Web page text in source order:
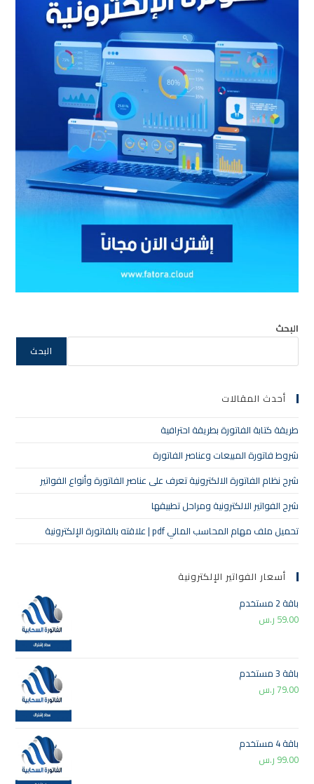
البحث
البحث
أحدث المقالات
طريقة كتابة الفاتورة بطريقة احترافية
شروط فاتورة المبيعات وعناصر الفاتورة
شرح نظام الفاتورة الالكترونية تعرف على عناصر الفاتورة وأنواع الفواتير
شرح الفواتير الالكترونية ومراحل تطبيقها
تحميل ملف مهام المحاسب المالي pdf | علاقته بالفاتورة الإلكترونية
أسعار الفواتير الإلكترونية
باقة 2 مستخدم
59.00 ر.س
باقة 3 مستخدم
79.00ر.س
باقة 4 مستخدم
99.00 ر.س